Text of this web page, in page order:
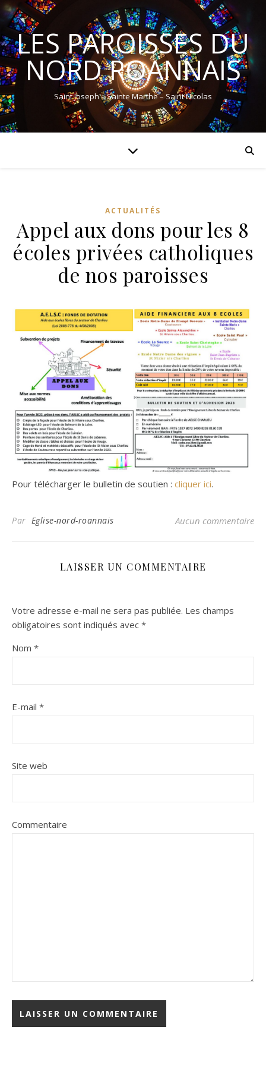
LES PAROISSES DU
NORD ROANNAIS
Saint Joseph – Sainte Marthe – Saint Nicolas
ACTUALITÉS
Appel aux dons pour les 8
écoles privées catholiques
de nos paroisses
Pour télécharger le bulletin de soutien : cliquer ici.
Par Eglise-nord-roannais Aucun commentaire
LAISSER UN COMMENTAIRE
Votre adresse e-mail ne sera pas publiée. Les champs
obligatoires sont indiqués avec *
Nom *
E-mail *
Site web
Commentaire